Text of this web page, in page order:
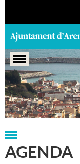
Portada > Agenda >
AGENDA